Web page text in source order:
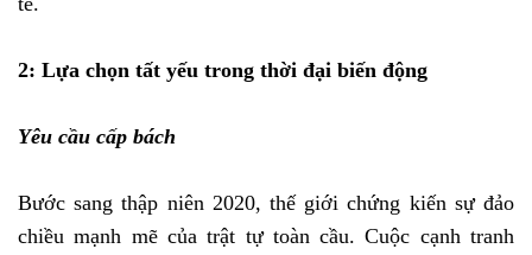
2: Lựa chọn tất yếu trong thời đại biến động
Yêu cầu cấp bách
Bước sang thập niên 2020, thế giới chứng kiến sự đảo
chiều mạnh mẽ của trật tự toàn cầu. Cuộc cạnh tranh